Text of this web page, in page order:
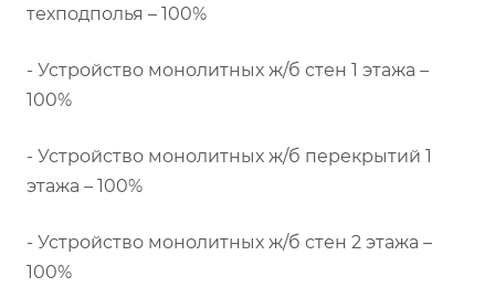
техподполья – 100%
- Устройство монолитных ж/б стен 1 этажа –
100%
- Устройство монолитных ж/б перекрытий 1
этажа – 100%
- Устройство монолитных ж/б стен 2 этажа –
100%